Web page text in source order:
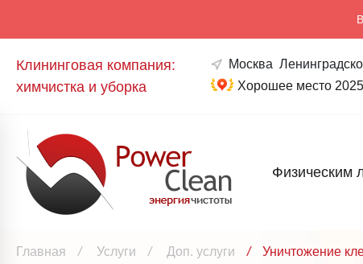
Клининговая компания:
химчистка и уборка
Москва
Хорошее место 2025
Физическим
Главная / Услуги / Доп. услуги / Уничтожение